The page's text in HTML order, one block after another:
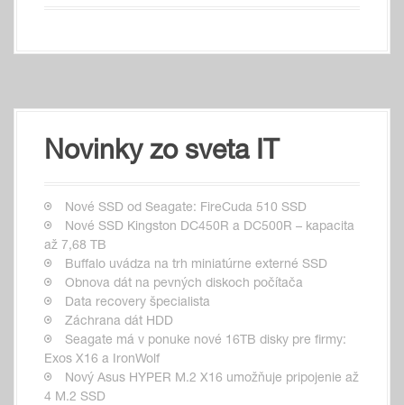
Novinky zo sveta IT
Nové SSD od Seagate: FireCuda 510 SSD
Nové SSD Kingston DC450R a DC500R – kapacita
až 7,68 TB
Buffalo uvádza na trh miniatúrne externé SSD
Obnova dát na pevných diskoch počítača
Data recovery špecialista
Záchrana dát HDD
Seagate má v ponuke nové 16TB disky pre firmy:
Exos X16 a IronWolf
Nový Asus HYPER M.2 X16 umožňuje pripojenie až
4 M.2 SSD